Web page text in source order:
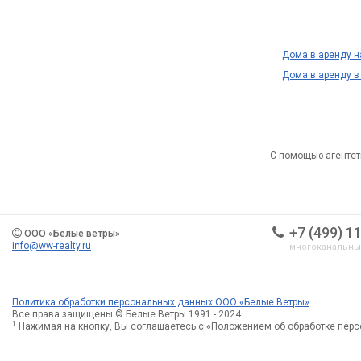
Дома в аренду
Дома в аренду
С помощью
ООО «Белые ветры»
info@ww-realty.ru
+7 (499)
Политика обработки персональных данных ООО «Белые Ветры»
Все права защищены © Белые Ветры 1991 - 2024
1 Нажимая на кнопку, Вы соглашаетесь с «Положением об обработке